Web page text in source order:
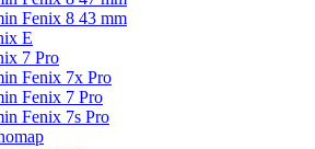
Fenix 8 43 mm
E
7 Pro
Fenix 7x Pro
Fenix 7 Pro
Fenix 7s Pro